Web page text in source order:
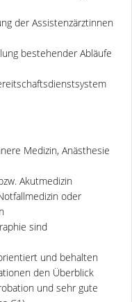
der Assistenzärztinnen
bestehender Abläufe
Medizin, Anästhesie
Akutmedizin
oder
sind
und behalten
den Überblick
und sehr gute